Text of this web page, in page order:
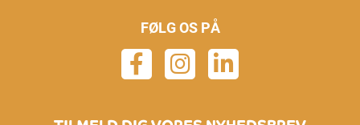
FØLG OS PÅ